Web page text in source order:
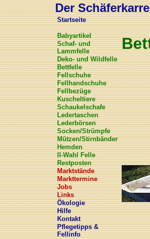
Der
Startseite
Babyartikel
Schaf- und
Lammfelle
Deko- und Wildfelle
Bettfelle
Fellschuhe
Fellhandschuhe
Fellbezüge
Kuscheltiere
Schaukelschafe
Ledertaschen
Lederbörsen
Socken/Strümpfe
Mützen/Stirnbänder
Hemden
II-Wahl Felle
Restposten
Marktstände
Markttermine
Jobs
Links
Ökologie
Hilfe
Kontakt
Pflegetipps &
Fellinfo